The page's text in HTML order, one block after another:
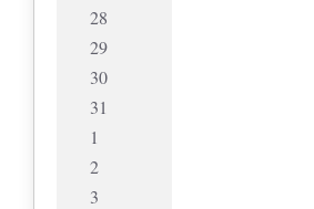
28
29
30
31
1
2
3